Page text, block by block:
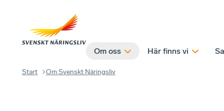
Om oss Här finns vi
Start Om Svenskt Näringsliv